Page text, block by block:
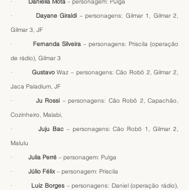
· Dayane Giraldi – personagens: Gilmar 1, Gilmar 2,
Gilmar 3, JF
· Fernanda Silveira – personagens: Priscila (operação
de rádio), Gilmar 3
· Gustavo Waz – personagens: Cão Robô 2, Gilmar 2,
Jaca Paladium, JF
· Ju Rossi – personagens: Cão Robô 2, Capachão,
Cozinheiro, Malabi,
· Juju Bac – personagens: Cão Robô 1, Gilmar 2,
Malulu
· Julia Perré – personagem: Pulga
· Júlio Félix – personagem: Priscila
· Luiz Borges – personagens: Daniel (operação rádio),